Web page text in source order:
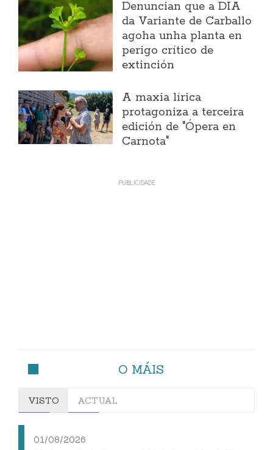
Denuncian que a DIA
da Variante de Carballo
agoha unha planta en
perigo crítico de
extinción
A maxia lírica
protagoniza a terceira
edición de "Ópera en
Carnota"
O MÁIS
VISTO ACTUAL
01/08/2026